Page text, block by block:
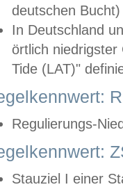
deutschen
In Deutschland
örtlich
Tide (LAT)"
Regulierungs-
Stauziel I einer